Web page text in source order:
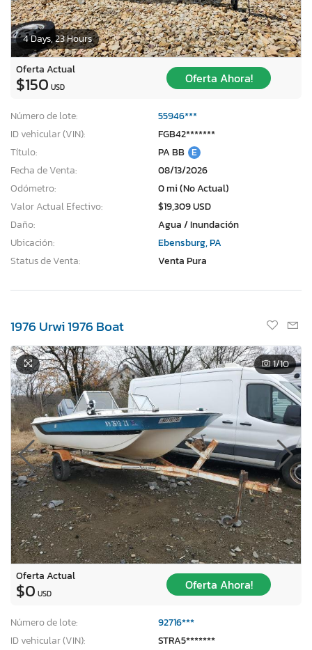
4 Days, 23 Hours
Oferta Actual
$150 USD
Oferta Ahora!
Número de lote:
55946***
ID vehicular (VIN):
FGB42*******
Título:
PA BB E
Fecha de Venta:
08/13/2026
Odómetro:
0 mi (No Actual)
Valor Actual Efectivo:
$19,309 USD
Daño:
Agua / Inundación
Ubicación:
Ebensburg, PA
Status de Venta:
Venta Pura
1976 Urwi 1976 Boat
1/10
Oferta Actual
$0 USD
Oferta Ahora!
Número de lote:
92716***
ID vehicular (VIN):
STRA5*******